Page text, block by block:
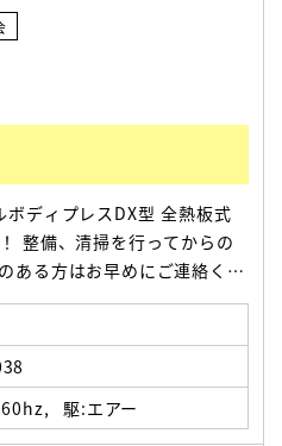
ボディプレスDX型 全熱板式
整備、清掃を行ってからの
ある方はお早めにご連絡くだ
)×1560(高さ）
60hz 駆:エアー